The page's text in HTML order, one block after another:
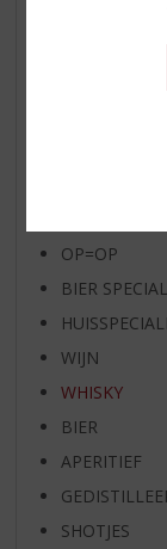
WIJN VAN
WHISKY
OP=OP
BIER
WIJN
WHISKY
BIER
APERITIEF
SHOTJES